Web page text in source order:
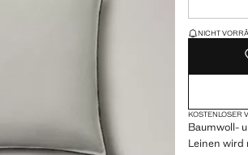
NUR WENIGE
NICHT
KOSTENLOSER
Baumwoll-
Leinen wird